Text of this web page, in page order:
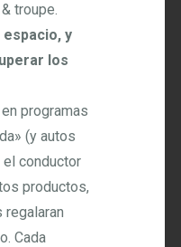
troupe.
y
los
programas
(y autos
conductor
productos,
Cada